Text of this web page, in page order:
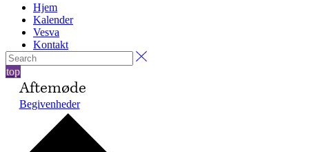
Hjem
Kalender
Vesva
Kontakt
top
Aftemøde
Begivenheder